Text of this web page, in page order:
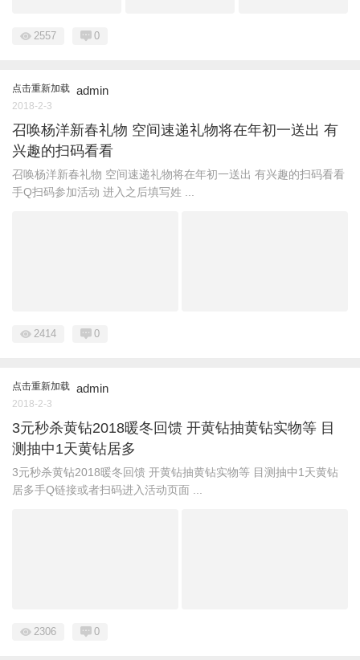
2557 0
点击重新加载 admin
2018-2-3
召唤杨洋新春礼物 空间速递礼物将在年初一送出 有
兴趣的扫码看看
召唤杨洋新春礼物 空间速递礼物将在年初一送出 有兴趣的扫码看看
手Q扫码参加活动 进入之后填写姓 ...
2414 0
点击重新加载 admin
2018-2-3
3元秒杀黄钻2018暖冬回馈 开黄钻抽黄钻实物等 目
测抽中1天黄钻居多
3元秒杀黄钻2018暖冬回馈 开黄钻抽黄钻实物等 目测抽中1天黄钻
居多手Q链接或者扫码进入活动页面 ...
2306 0